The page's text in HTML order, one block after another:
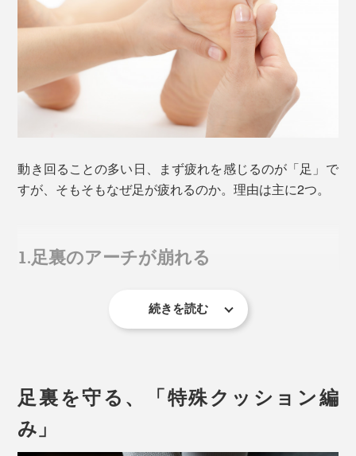
の段階着圧で、窮屈さはないのに、しっかりフィット。
履き口はゆったり幅広、包み込むような口ゴムで、局部
的な締め付け感を最小限にしています。
カラーは「グレー」「ブラック」「ネイビー」の３色
動き回ることの多い日、まず疲れを感じるのが「足」で
すが、そもそもなぜ足が疲れるのか。理由は主に2つ。
1.足裏のアーチが崩れる
米国足病医協会の調べによると、歩くときに足にかかる
構造が受け止めています。
たとえ、普段は足裏のアーチがしっかりしていても、長
続きを読む
足裏を守る、「特殊クッション編
み」